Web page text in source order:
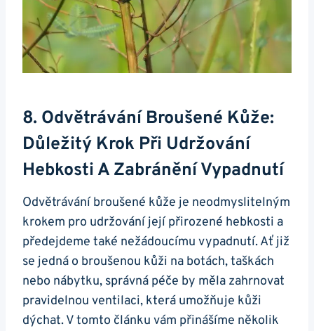
8. Odvětrávání⁤ Broušené ⁤kůže:⁤
Důležitý Krok Při Udržování
Hebkosti A ‌zabránění Vypadnutí
Odvětrávání ⁣broušené kůže je​ neodmyslitelným
krokem pro udržování její přirozené hebkosti a
předejdeme také ‌nežádoucímu vypadnutí. Ať již
⁤se jedná o broušenou kůži na botách, taškách
nebo ‌nábytku,⁣ správná⁤ péče by měla zahrnovat
‌pravidelnou ventilaci, která umožňuje kůži
dýchat. V⁤ tomto článku vám přinášíme několik